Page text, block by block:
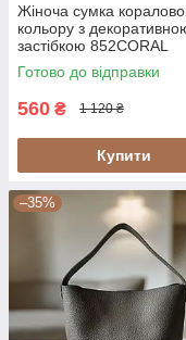
Жіноча сумка
кольору з
застібкою 852CORAL
Готово до відправки
560 ₴ 1 120 ₴
Купити
–35%